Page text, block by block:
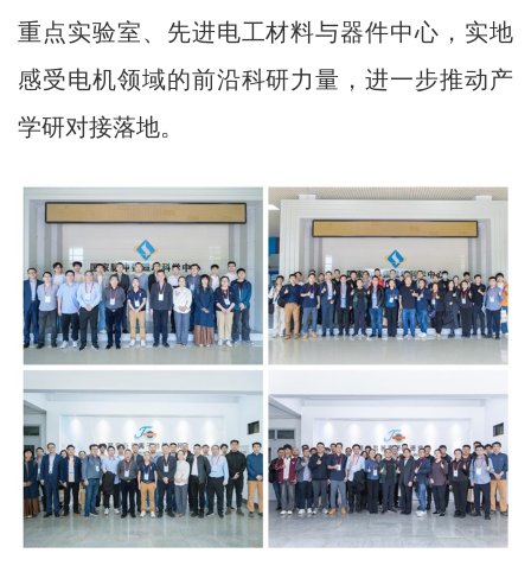
重点实验室、先进电工材料与器件中心，实地
感受电机领域的前沿科研力量，进一步推动产
学研对接落地。